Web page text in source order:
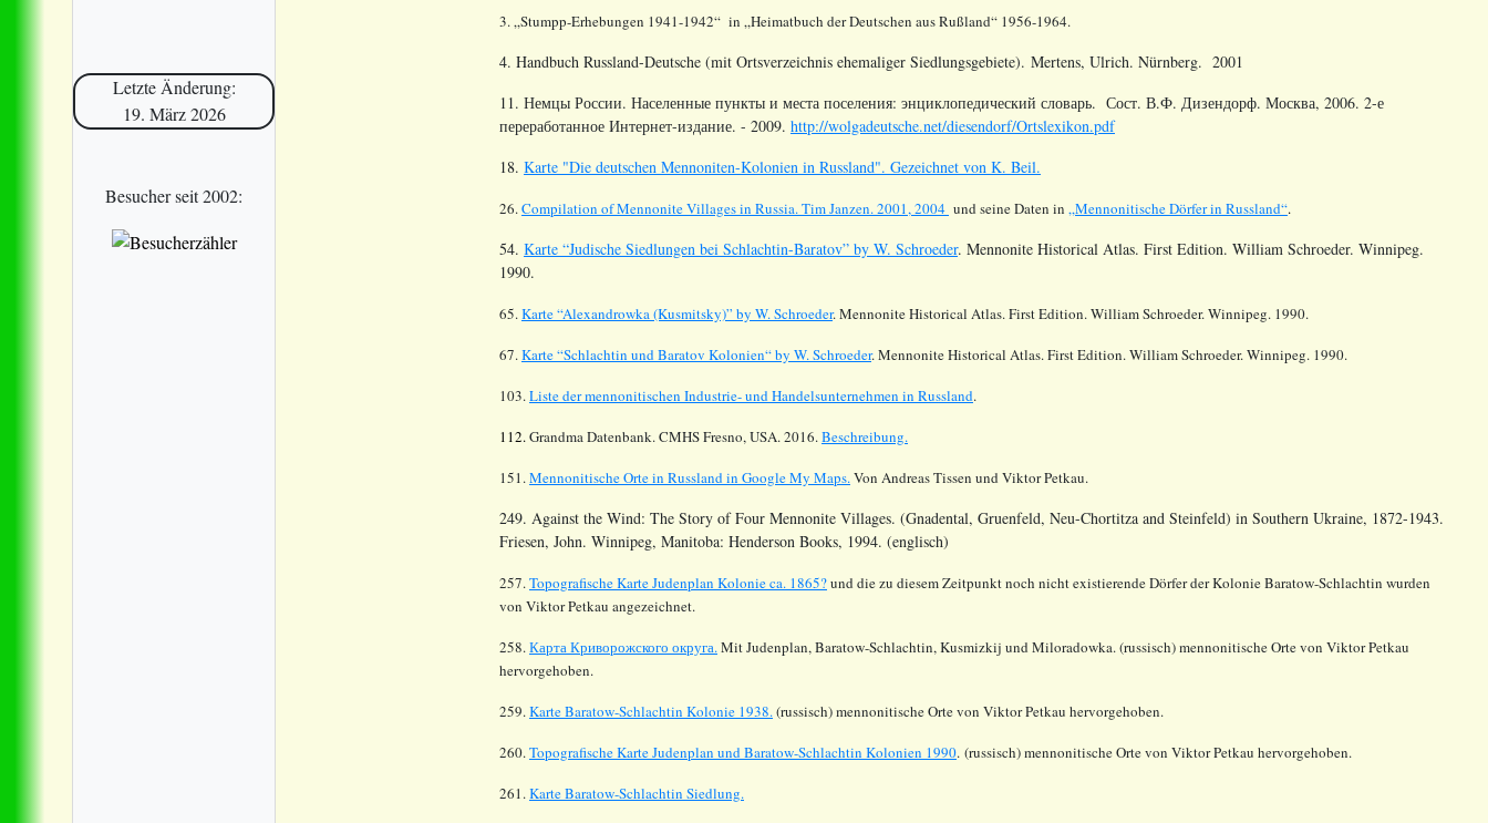
Letzte Änderung:
19. März 2026
Besucher seit 2002:
3. „Stumpp-Erhebungen 1941-1942“ in „Heimatbuch der Deutschen ausRußland“ 1956-1964.
4. Handbuch Russland-Deutsche (mit Ortsverzeichnis ehemaliger Siedlungsgebiete). Mertens, Ulrich. Nürnberg. 2001
11. Немцы России. Населенные пункты и места поселения: энциклопедический словарь. Сост. В.Ф. Дизендорф. Москва, 2006. 2-е
переработанное Интернет-издание. - 2009. http://wolgadeutsche.net/diesendorf/Ortslexikon.pdf
18. Karte "Die deutschen Mennoniten-Kolonien in Russland". Gezeichnet von K. Beil.
26.Compilation of Mennonite Villages in Russia.Tim Janzen. 2001, 2004 und seine Daten in „Mennonitische Dörfer in Russland“.
54. Karte “Judische Siedlungen bei Schlachtin-Baratov” by W. Schroeder. Mennonite Historical Atlas. First Edition. William Schroeder. Winnipeg.
1990.
65.Karte “Alexandrowka (Kusmitsky)” by W. Schroeder. Mennonite Historical Atlas. First Edition. William Schroeder. Winnipeg. 1990.
67.Karte “Schlachtin und Baratov Kolonien“ by W. Schroeder. Mennonite Historical Atlas. First Edition. William Schroeder. Winnipeg. 1990.
103.Liste der mennonitischen Industrie- und Handelsunternehmen in Russland.
112.Grandma Datenbank. CMHS Fresno, USA. 2016.Beschreibung.
151.Mennonitische Orte in Russland in Google My Maps.Von Andreas Tissen und Viktor Petkau.
249. Against the Wind: The Story of Four Mennonite Villages. (Gnadental, Gruenfeld, Neu-Chortitza and Steinfeld) in Southern Ukraine, 1872-1943.
Friesen, John. Winnipeg, Manitoba: Henderson Books, 1994. (englisch)
257.Topografische Karte Judenplan Kolonie ca. 1865?und die zu diesem Zeitpunkt noch nicht existierende Dörfer der Kolonie Baratow-Schlachtin wurden
von Viktor Petkau angezeichnet.
258.Карта Криворожского округа.Mit Judenplan, Baratow-Schlachtin, Kusmizkij und Miloradowka. (russisch) mennonitische Orte von Viktor Petkau
hervorgehoben.
259.Karte Baratow-Schlachtin Kolonie 1938.(russisch) mennonitische Orte von Viktor Petkau hervorgehoben.
260.Topografische Karte Judenplan und Baratow-Schlachtin Kolonien 1990. (russisch) mennonitische Orte von Viktor Petkau hervorgehoben.
261.Karte Baratow-Schlachtin Siedlung.